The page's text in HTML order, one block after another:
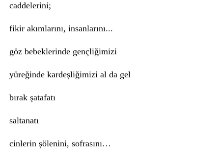
caddelerini;
fikir akımlarını, insanlarını...
göz bebeklerinde gençliğimizi
yüreğinde kardeşliğimizi al da gel
bırak şatafatı
saltanatı
cinlerin şölenini, sofrasını…